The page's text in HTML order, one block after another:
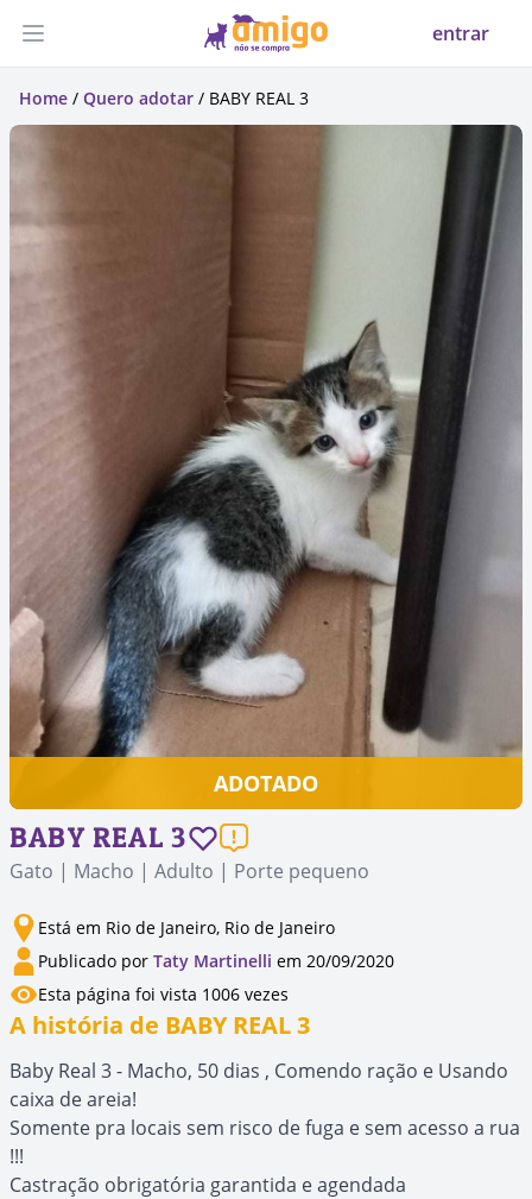
Abrir menu entrar
Home / Quero adotar / BABY REAL 3
ADOTADO
BABY REAL 3
Gato | Macho | Adulto | Porte pequeno
Está em Rio de Janeiro, Rio de Janeiro
Publicado por Taty Martinelli em 20/09/2020
Esta página foi vista 1006 vezes
A história de BABY REAL 3
Baby Real 3 - Macho, 50 dias , Comendo ração e Usando
caixa de areia!
Somente pra locais sem risco de fuga e sem acesso a rua
!!!
Castração obrigatória garantida e agendada